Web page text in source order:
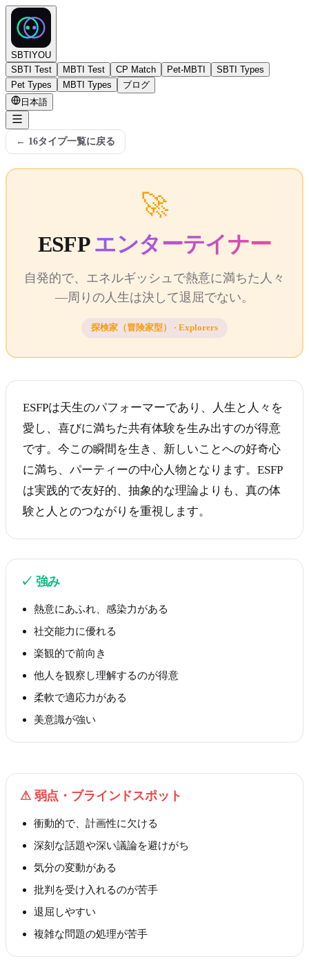
SBTIYOU
SBTI Test
MBTI Test CP Match Pet-MBTI
SBTI Types
Pet Types
MBTI Types
ブログ
日本語
← 16タイプ一覧に戻る
🚀
ESFP エンターテイナー
自発的で、エネルギッシュで熱意に満ちた人々
—周りの人生は決して退屈でない。
探検家（冒険家型） · Explorers
ESFPは天生のパフォーマーであり、人生と人々を
愛し、喜びに満ちた共有体験を生み出すのが得意
です。今この瞬間を生き、新しいことへの好奇心
に満ち、パーティーの中心人物となります。ESFP
は実践的で友好的、抽象的な理論よりも、真の体
験と人とのつながりを重視します。
✓ 強み
熱意にあふれ、感染力がある
社交能力に優れる
楽観的で前向き
他人を観察し理解するのが得意
柔軟で適応力がある
美意識が強い
⚠ 弱点・ブラインドスポット
衝動的で、計画性に欠ける
深刻な話題や深い議論を避けがち
気分の変動がある
批判を受け入れるのが苦手
退屈しやすい
複雑な問題の処理が苦手